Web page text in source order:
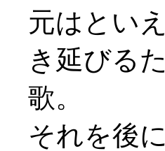
元はとい
き延びる
歌。
それを後